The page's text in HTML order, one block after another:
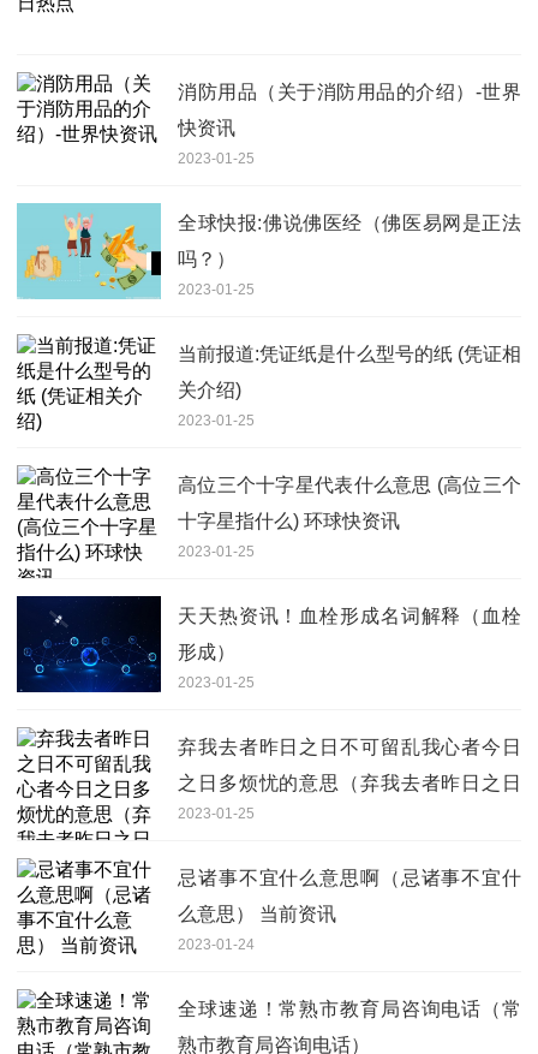
消防用品（关于消防用品的介绍）-世界
快资讯
2023-01-25
全球快报:佛说佛医经（佛医易网是正法
吗？）
2023-01-25
当前报道:凭证纸是什么型号的纸 (凭证相
关介绍)
2023-01-25
高位三个十字星代表什么意思 (高位三个
十字星指什么) 环球快资讯
2023-01-25
天天热资讯！血栓形成名词解释（血栓
形成）
2023-01-25
弃我去者昨日之日不可留乱我心者今日
之日多烦忧的意思（弃我去者昨日之日
不可留乱我心者今日之日多烦忧）|环球
2023-01-25
忌诸事不宜什么意思啊（忌诸事不宜什
么意思） 当前资讯
2023-01-24
全球速递！常熟市教育局咨询电话（常
熟市教育局咨询电话）